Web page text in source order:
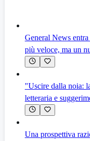
General News
più veloce, ma un
"Uscire dalla noia:
letteraria e
Una prospettiva